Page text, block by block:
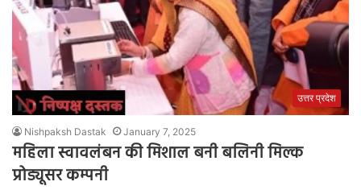
उत्तर प्रदेश
Nishpaksh Dastak January 7, 2025
महिला स्वावलंबन की मिशाल बनी बलिनी मिल्क
प्रोड्यूसर कम्पनी